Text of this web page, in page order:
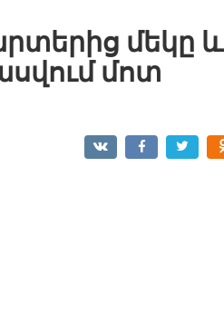
մեկը և
մոտ